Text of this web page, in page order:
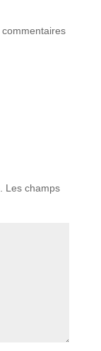
commentaires
Les champs